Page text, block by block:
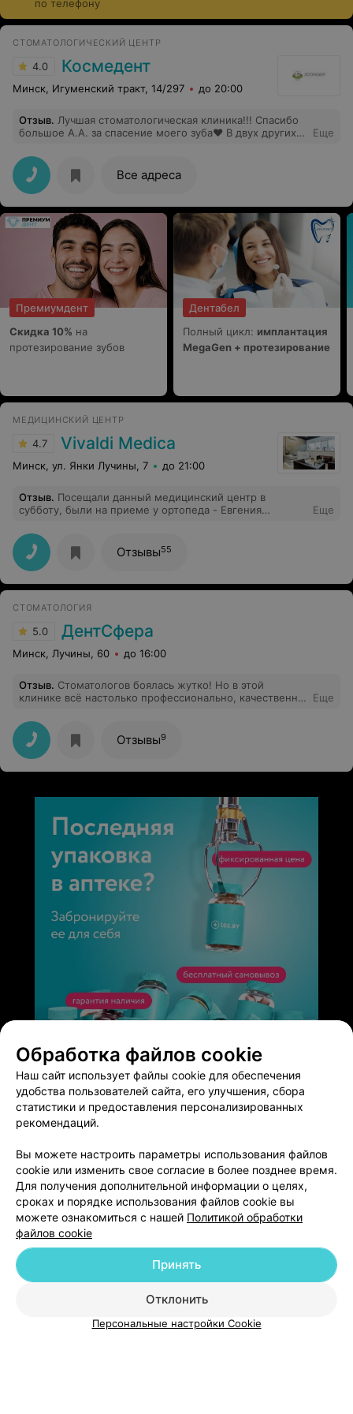
современные съемные конструкции не ощущаются в
ротовой полости и максимально комфортны в
ежедневной носке. Стоимость услуг варьируется и
зависит от выбранного типа протезирования,
материалов и производителя.
по телефону
СТОМАТОЛОГИЧЕСКИЙ ЦЕНТР
4.0 Космедент
Минск, Игуменский тракт, 14/297 до 20:00
Отзыв. Лучшая стоматологическая клиника!!! Спасибо
большое А.А. за спасение моего зуба❤️ В двух других
удалять,других вариантов нету,но при обращении в
Космедент А.А. спас мне зуб Теперь к стоматологам
будем ходить всей семьёй только в Космедент !!!
Еще
Все адреса
Премиумдент
Скидка 10% на
протезирование зубов
Дентабел
Полный цикл: имплантация
MegaGen + протезирование
МЕДИЦИНСКИЙ ЦЕНТР
4.7 Vivaldi Medica
Минск, ул. Янки Лучины, 7 до 21:00
Отзыв. Посещали данный медицинский центр в
субботу, были на приеме у ортопеда - Евгения
комфортно. Встретила приятная девушка регистратор,
запомнила ее улыбку в брекетах, несмотря на жару, в
центре было комфортно, девушка уточнила не дует ли
кондиционер, мелочь, но приятно!Все понравилось,
центр оборудованный всем необходимым, атмосфера
Еще
Отзывы55
СТОМАТОЛОГИЯ
5.0 ДентСфера
Минск, Лучины, 60 до 16:00
Отзыв. Стоматологов боялась жутко! Но в этой
клинике всё настолько профессионально, качественно
стоматологическая помощь - вам ТОЛЬКО сюда. Не
пожалеете!!!! СПАСИБО
Еще
Отзывы9
Добавить специалиста
О проекте Новости проекта
Размещение рекламы
Медицинский маркетинг
Публичный договор
Пользовательское соглашение
Способы оплаты
Обработка файлов cookie
Наш сайт использует файлы cookie для обеспечения
удобства пользователей сайта, его улучшения, сбора
статистики и предоставления персонализированных
рекомендаций.
Вы можете настроить параметры использования файлов
cookie или изменить свое согласие в более позднее время.
Для получения дополнительной информации о целях,
сроках и порядке использования файлов cookie вы
можете ознакомиться с нашей Политикой обработки
файлов cookie
Отклонить
Принять
Персональные настройки Cookie